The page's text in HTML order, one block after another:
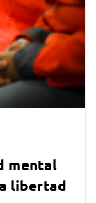
mental
libertad